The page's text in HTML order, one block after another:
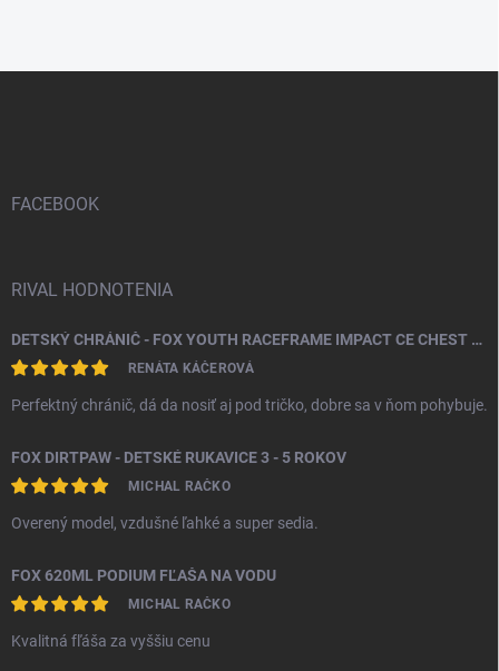
FACEBOOK
RIVAL HODNOTENIA
DETSKÝ CHRÁNIČ - FOX YOUTH RACEFRAME IMPACT CE CHEST GUARD
RENÁTA KÁČEROVÁ
Perfektný chránič, dá da nosiť aj pod tričko, dobre sa v ňom pohybuje.
FOX DIRTPAW - DETSKÉ RUKAVICE 3 - 5 ROKOV
MICHAL RAČKO
Overený model, vzdušné ľahké a super sedia.
FOX 620ML PODIUM FĽAŠA NA VODU
MICHAL RAČKO
Kvalitná fľáša za vyššiu cenu